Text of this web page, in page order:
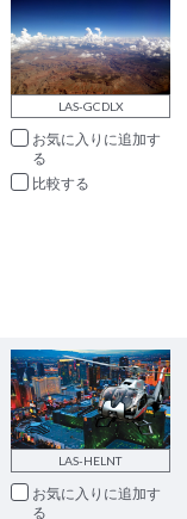
LAS-GCDLX
お気に入りに追加
比較
LAS-HELNT
お気に入りに追加